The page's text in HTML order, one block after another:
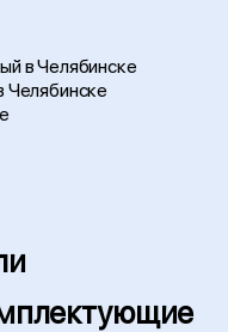
в Челябинске
Челябинске